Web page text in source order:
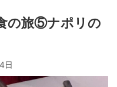
の旅⑤ナポリの
日